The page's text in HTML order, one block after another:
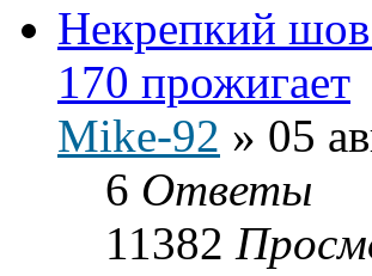
Некрепкий
170 прожигает
Mike-92 » 05
6 Ответы
11382